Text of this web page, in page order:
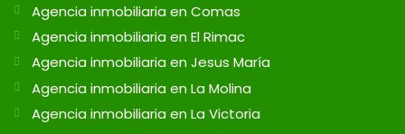
Agencia inmobiliaria en Comas
Agencia inmobiliaria en El Rimac
Agencia inmobiliaria en Jesus María
Agencia inmobiliaria en La Molina
Agencia inmobiliaria en La Victoria